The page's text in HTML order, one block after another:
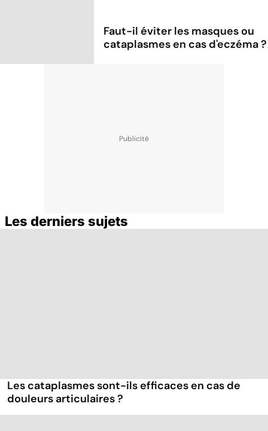
Faut-il éviter les masques ou
cataplasmes en cas d'eczéma ?
Les derniers sujets
Les cataplasmes sont-ils efficaces en cas de
douleurs articulaires ?